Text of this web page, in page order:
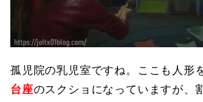
孤児院の乳児室ですね。ここも人形
台座のスクショになっていますが、